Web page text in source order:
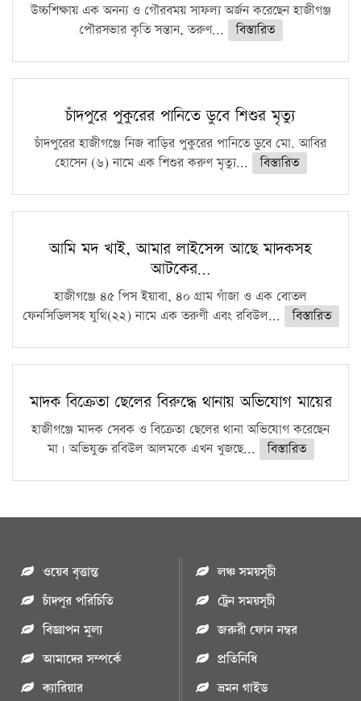
উচ্চশিক্ষায় এক অনন্য ও গৌরবময় সাফল্য অর্জন করেছেন হাজীগঞ্জ
পৌরসভার কৃতি সন্তান, তরুণ...
বিস্তারিত
চাঁদপুরে পুকুরের পানিতে ডুবে শিশুর মৃত্যু
চাঁদপুরের হাজীগঞ্জে নিজ বাড়ির পুকুরের পানিতে ডুবে মো. আবির
হোসেন (৬) নামে এক শিশুর করুণ মৃত্যু...
বিস্তারিত
আমি মদ খাই, আমার লাইসেন্স আছে মাদকসহ
আটকের…
হাজীগঞ্জে ৪৫ পিস ইয়াবা, ৪০ গ্রাম গাঁজা ও এক বোতল
ফেনসিডিলসহ যুথি(২২) নামে এক তরুণী এবং রবিউল...
বিস্তারিত
মাদক বিক্রেতা ছেলের বিরুদ্ধে থানায় অভিযোগ মায়ের
হাজীগঞ্জে মাদক সেবক ও বিক্রেতা ছেলের থানা অভিযোগ করেছেন
মা। অভিযুক্ত রবিউল আলমকে এখন খুজছে...
বিস্তারিত
ওয়েব বৃত্তান্ত
চাঁদপুর পরিচিতি
বিজ্ঞাপন মুল্য
আমাদের সম্পর্কে
ক্যারিয়ার
লঞ্চ সময়সূচী
ট্রেন সময়সূচী
জরুরী ফোন নম্বর
প্রতিনিধি
ভ্রমন গাইড